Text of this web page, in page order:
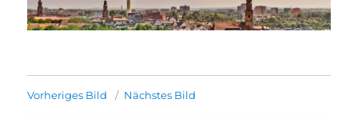
Vorheriges Bild Nächstes Bild